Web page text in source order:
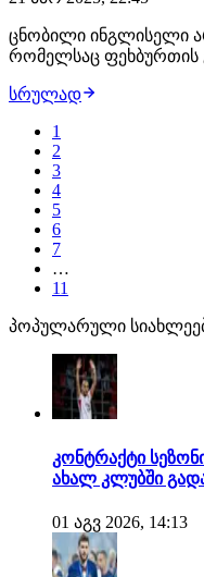
ცნობილი ინგლისელი
რომელსაც ფეხბურთის
მატჩებიდან იცნობს,
ინფორმაცია UEFA-ს
დამატებით ნათქვამია…
სრულად
1
2
3
4
5
6
7
…
11
პოპულარული
კონტრაქტი
ახალ კლუბში
01 აგვ 2026, 14:13